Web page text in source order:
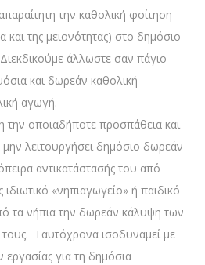
την καθολική φοίτηση
της μειονότητας) στο δημόσιο
άλλωστε σαν πάγιο
και δωρεάν καθολική
αγωγή.
οποιαδήποτε προσπάθεια και
λειτουργήσει δημόσιο δωρεάν
αντικατάστασής του από
«νηπιαγωγείο» ή παιδικό
τα νήπια την δωρεάν κάλυψη των
Ταυτόχρονα ισοδυναμεί με
για τη δημόσια